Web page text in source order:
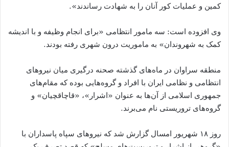
کمین و عملیات کور آنان را به شهادت رساندند».
وی افزوده است: سه مامور انتظامی «برای انجام وظیفه و با اندیشه
کمک به شهروندان» به ماموریت درون شهری رفته بودند.
منطقه سراوان در ماه‌های گذشته صحنه درگیری میان نیروهای
انتظامی و نظامی ایران با افراد و گروه‌هایی بوده که مقام‌های
جمهوری اسلامی از آن‌ها به عنوان «اشرار»، «قاچاقچیان» و
گروه‌های تروریستی نام می‌برند.
روز ۱۸ شهریور امسال گزارش شد که نیروهای سپاه پاسداران با